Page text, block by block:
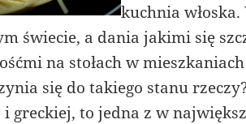
kuchnia włoska.
świecie, a dania jakimi się
na stołach w
się do takiego stanu
greckiej, to jedna z w